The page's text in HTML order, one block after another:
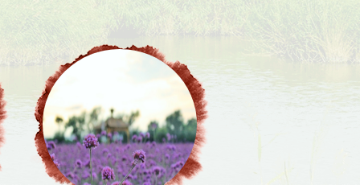
都牢固树立汉族离不开少数民
间也相互离不开的思想。要加
，以团结聚人心。
，要大力加强绿色屏障建设。
，保护重点湖泊湿地生态环
行为，让母亲河永远健康。